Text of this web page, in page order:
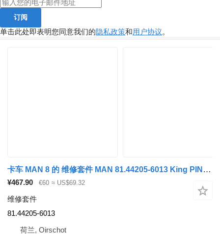
订阅
单击此处即表明您同意我们的隐私政策和用户协议。
卡车 MAN 8 的 维修套件 MAN 81.44205-6013 King PIN KIT NEW
¥467.90 €60 ≈ US$69.32
维修套件
81.44205-6013
荷兰, Oirschot